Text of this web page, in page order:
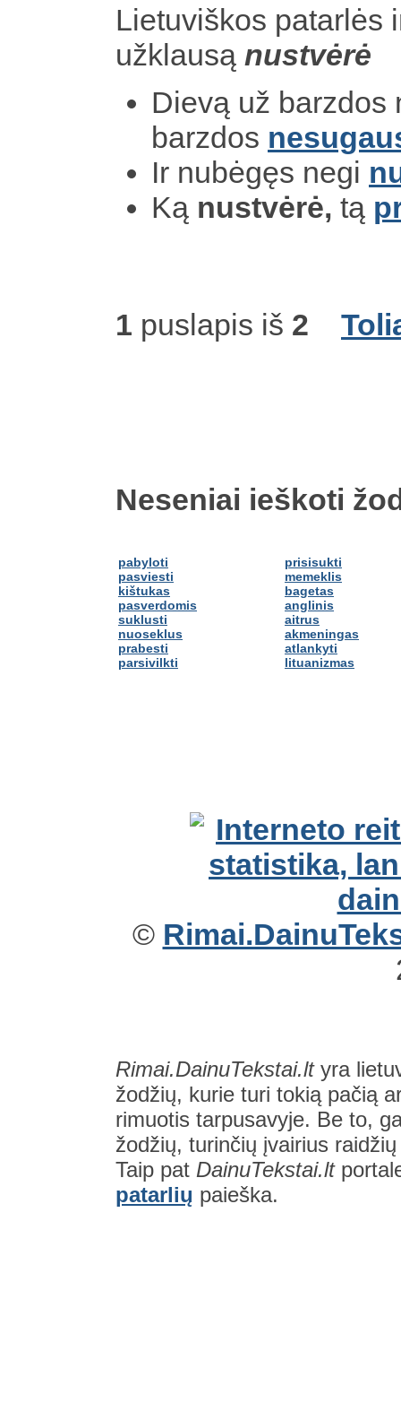
Lietuviškos patarlės
užklausą nustvėrė
Dievą už barzdos
barzdos
Ir nubėgęs negi
Ką nustvėrė, tą
1 puslapis iš 2
Neseniai ieškoti
pabyloti
pasviesti
kištukas
pasverdomis
suklusti
nuoseklus
prabesti
parsivilkti
prisisukti
memeklis
bagetas
anglinis
aitrus
akmeningas
atlankyti
lituanizmas
©
Rimai.DainuTekstai.ltyra
žodžių, kurie turi tokią pačią
rimuotis tarpusavyje. Be to,
žodžių, turinčių įvairius
Taip pat DainuTekstai.lt
patarlių paieška.